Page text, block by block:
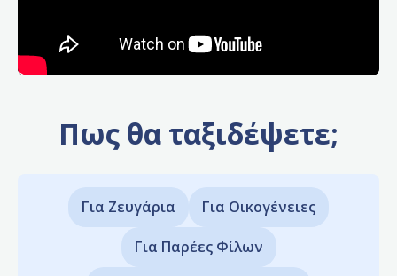
Πως θα ταξιδέψετε;
Για Ζευγάρια Για Οικογένειες
Για Παρέες Φίλων